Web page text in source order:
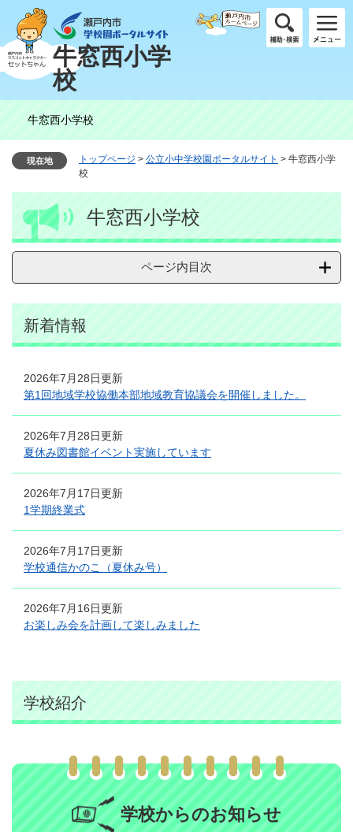
ジ
の
先
。
ュ
ー
を
て
牛窓西小学
校
牛窓西小学校
現在地 トップページ > 公立小中学校園ポータルサイト > 牛窓西小学
校
牛窓西小学校
ページ内目次
新着情報
2026年7月28日更新
第1回地域学校協働本部地域教育協議会を開催しました。
2026年7月28日更新
夏休み図書館イベント実施しています
2026年7月17日更新
1学期終業式
2026年7月17日更新
学校通信かのこ（夏休み号）
2026年7月16日更新
お楽しみ会を計画して楽しみました
学校紹介
学校からのお知らせ